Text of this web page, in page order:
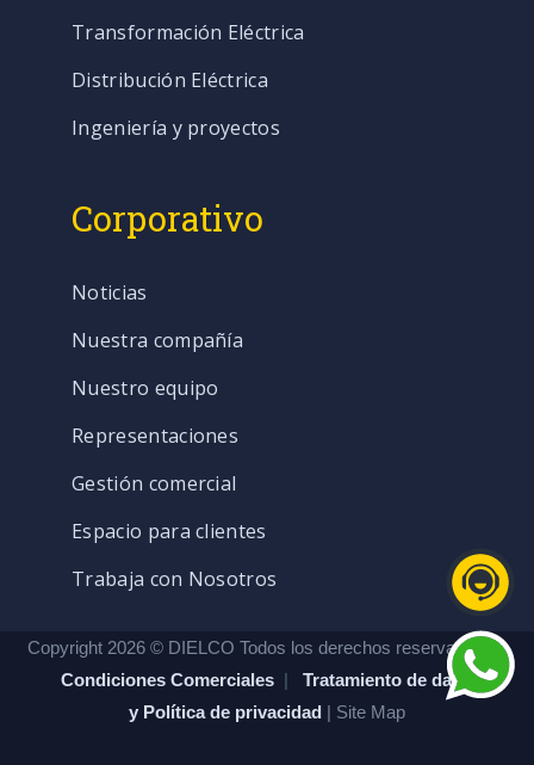
Transformación Eléctrica
Distribución Eléctrica
Ingeniería y proyectos
Corporativo
Noticias
Nuestra compañía
Nuestro equipo
Representaciones
Gestión comercial
Espacio para clientes
Trabaja con Nosotros
Copyright 2026 © DIELCO Todos los derechos reservados. |
Condiciones Comerciales | Tratamiento de datos
y Política de privacidad | Site Map